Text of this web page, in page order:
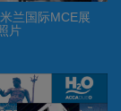
The Zenit Group
Chile 2017